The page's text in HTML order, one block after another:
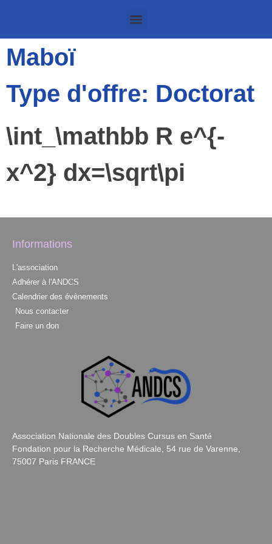
Maboï
Type d'offre: Doctorat
\int_\mathbb R e^{-
x^2} dx=\sqrt\pi
Association Nationale des Doubles Cursus en Santé
Fondation pour la Recherche Médicale, 54 rue de Varenne,
75007 Paris FRANCE
Informations
L'association
Adhérer à l'ANDCS
Calendrier des évènements
Nous contacter
Faire un don